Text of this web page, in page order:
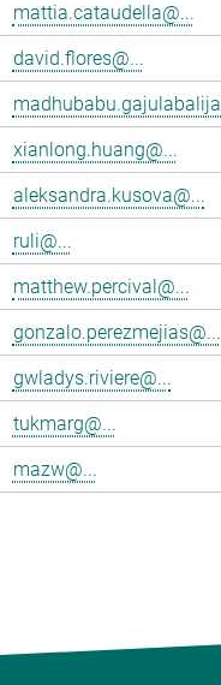
mattia.cataudella@...
david.flores@...
xianlong.huang@...
aleksandra.kusova@...
ruli@...
matthew.percival@...
gonzalo.perezmejias@...
gwladys.riviere@...
tukmarg@...
mazw@...